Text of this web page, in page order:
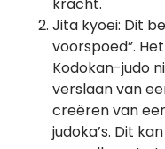
Jita kyoei: Dit
voorspoed”.
Kodokan-judo
verslaan van
creëren van
judoka’s. Dit